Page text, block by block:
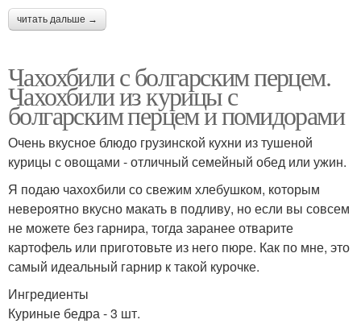
читать дальше →
Чахохбили с болгарским перцем.
Чахохбили из курицы с
болгарским перцем и помидорами
Очень вкусное блюдо грузинской кухни из тушеной
курицы с овощами - отличный семейный обед или ужин.
Я подаю чахохбили со свежим хлебушком, которым
невероятно вкусно макать в подливу, но если вы совсем
не можете без гарнира, тогда заранее отварите
картофель или приготовьте из него пюре. Как по мне, это
самый идеальный гарнир к такой курочке.
Ингредиенты
Куриные бедра - 3 шт.